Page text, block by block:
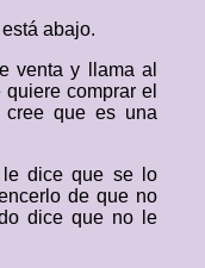
abajo.
venta y llama al
comprar el
cree que es una
dice que se lo
de que no
dice que no le